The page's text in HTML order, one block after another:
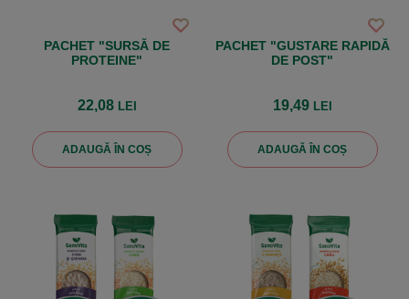
PACHET "SURSĂ DE
PROTEINE"
22,08 LEI
ADAUGĂ ÎN COȘ
PACHET "GUSTARE RAPIDĂ
DE POST"
19,49 LEI
ADAUGĂ ÎN COȘ